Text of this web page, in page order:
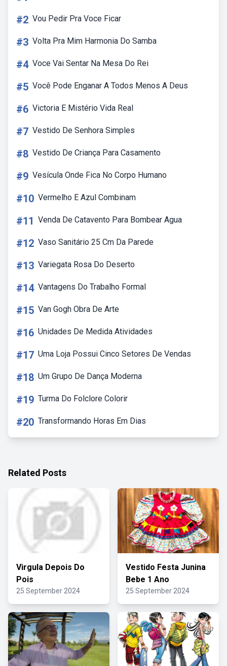
#2 Vou Pedir Pra Voce Ficar
#3 Volta Pra Mim Harmonia Do Samba
#4 Voce Vai Sentar Na Mesa Do Rei
#5 Você Pode Enganar A Todos Menos A Deus
#6 Victoria E Mistério Vida Real
#7 Vestido De Senhora Simples
#8 Vestido De Criança Para Casamento
#9 Vesícula Onde Fica No Corpo Humano
#10 Vermelho E Azul Combinam
#11 Venda De Catavento Para Bombear Agua
#12 Vaso Sanitário 25 Cm Da Parede
#13 Variegata Rosa Do Deserto
#14 Vantagens Do Trabalho Formal
#15 Van Gogh Obra De Arte
#16 Unidades De Medida Atividades
#17 Uma Loja Possui Cinco Setores De Vendas
#18 Um Grupo De Dança Moderna
#19 Turma Do Folclore Colorir
#20 Transformando Horas Em Dias
Related Posts
Virgula Depois Do
Pois
25 September 2024
Vestido Festa Junina
Bebe 1 Ano
25 September 2024